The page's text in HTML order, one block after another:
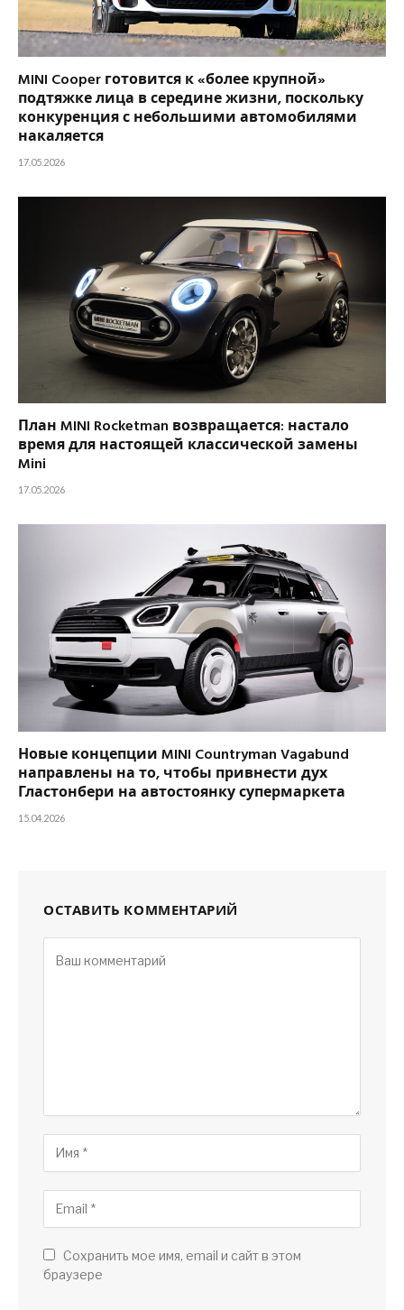
MINI Cooper готовится к «более крупной»
подтяжке лица в середине жизни, поскольку
конкуренция с небольшими автомобилями
накаляется
17.05.2026
План MINI Rocketman возвращается: настало
время для настоящей классической замены
Mini
17.05.2026
Новые концепции MINI Countryman Vagabund
направлены на то, чтобы привнести дух
Гластонбери на автостоянку супермаркета
15.04.2026
ОСТАВИТЬ КОММЕНТАРИЙ
Сохранить мое имя, email и сайт в этом
браузере